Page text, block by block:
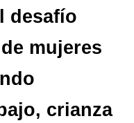
desafío
mujeres
crianza